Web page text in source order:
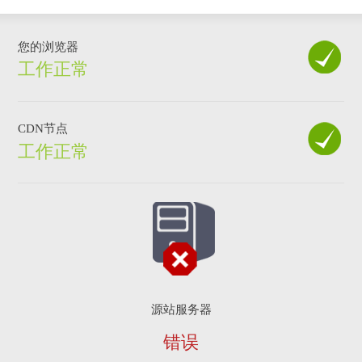
您的浏览器
工作正常
CDN节点
工作正常
源站服务器
错误